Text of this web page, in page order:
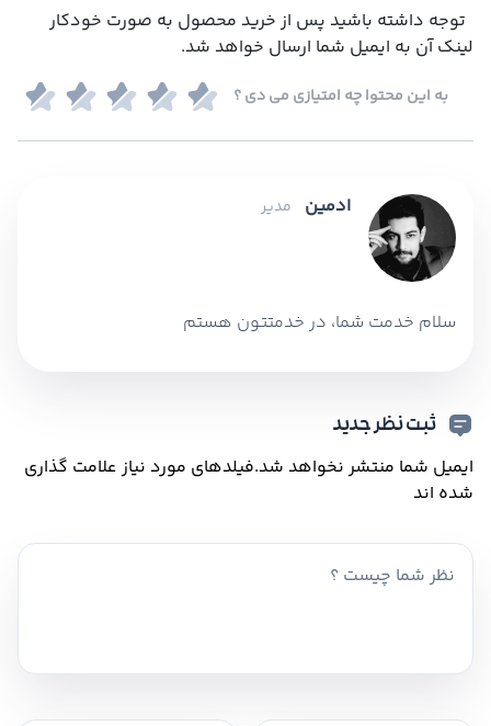
توجه داشته باشید پس از خرید محصول به صورت خودکار
لینک آن به ایمیل شما ارسال خواهد شد.
به این محتوا چه امتیازی می دی ؟
ادمین مدیر
سلام خدمت شما، در خدمتتون هستم
ثبت نظر جدید
ایمیل شما منتشر نخواهد شد.فیلدهای مورد نیاز علامت گذاری
شده اند